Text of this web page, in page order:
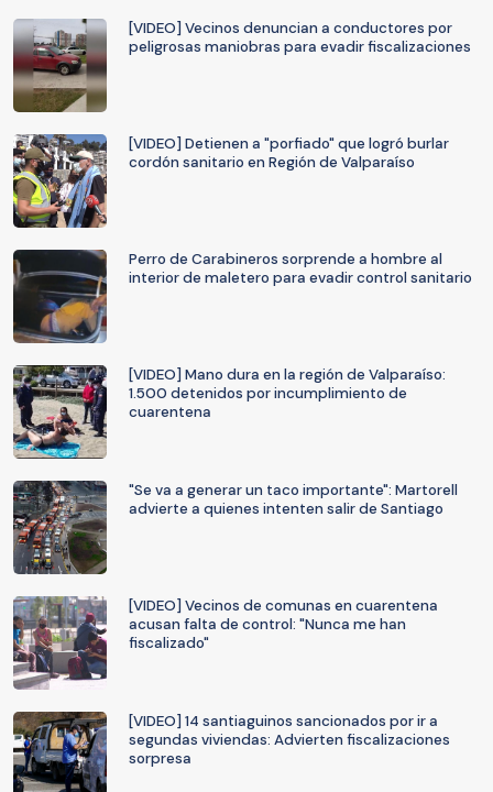
[VIDEO] Vecinos denuncian a conductores por
peligrosas maniobras para evadir fiscalizaciones
[VIDEO] Detienen a "porfiado" que logró burlar
cordón sanitario en Región de Valparaíso
Perro de Carabineros sorprende a hombre al
interior de maletero para evadir control sanitario
[VIDEO] Mano dura en la región de Valparaíso:
1.500 detenidos por incumplimiento de
cuarentena
"Se va a generar un taco importante": Martorell
advierte a quienes intenten salir de Santiago
[VIDEO] Vecinos de comunas en cuarentena
acusan falta de control: "Nunca me han
fiscalizado"
[VIDEO] 14 santiaguinos sancionados por ir a
segundas viviendas: Advierten fiscalizaciones
sorpresa